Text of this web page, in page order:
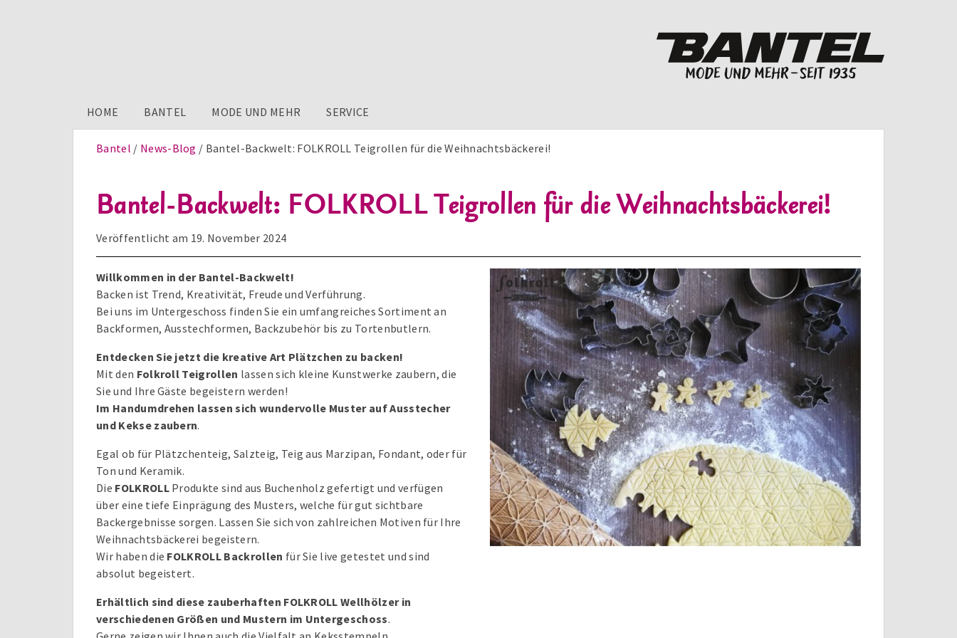
HOME BANTEL MODE UND MEHR SERVICE
Bantel News-Blog Bantel-Backwelt: FOLKROLL Teigrollen für die Weihnachtsbäckerei!
Bantel-Backwelt: FOLKROLL Teigrollen für die Weihnachtsbäckerei!
Veröffentlicht am 19. November 2024
Willkommen in der Bantel-Backwelt!
Backen ist Trend, Kreativität, Freude und Verführung.
Bei uns im Untergeschoss finden Sie ein umfangreiches Sortiment an
Backformen, Ausstechformen, Backzubehör bis zu Tortenbutlern.
Entdecken Sie jetzt die kreative Art Plätzchen zu backen!
Mit den Folkroll Teigrollen lassen sich kleine Kunstwerke zaubern, die
Sie und Ihre Gäste begeistern werden!
Im Handumdrehen lassen sich wundervolle Muster auf Ausstecher
und Kekse zaubern.
Egal ob für Plätzchenteig, Salzteig, Teig aus Marzipan, Fondant, oder für
Ton und Keramik.
Die FOLKROLLProdukte sind aus Buchenholz gefertigt und verfügen
über eine tiefe Einprägung des Musters, welche für gut sichtbare
Backergebnisse sorgen. Lassen Sie sich von zahlreichen Motiven für Ihre
Weihnachtsbäckerei begeistern.
Wir haben die FOLKROLL Backrollen für Sie live getestet und sind
absolut begeistert.
Erhältlich sind diese zauberhaften FOLKROLL Wellhölzer in
verschiedenen Größen und Mustern im Untergeschoss.